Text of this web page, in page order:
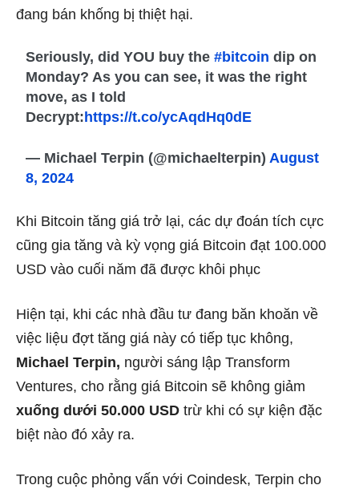
đang bán khống bị thiệt hại.
Seriously, did YOU buy the#bitcoin dip on
Monday? As you can see, it was the right
move, as I told
Decrypt: https://t.co/ycAqdHq0dE
— Michael Terpin (@michaelterpin)August
8, 2024
Khi Bitcoin tăng giá trở lại, các dự đoán tích cực
cũng gia tăng và kỳ vọng giá Bitcoin đạt 100.000
USD vào cuối năm đã được khôi phục
Hiện tại, khi các nhà đầu tư đang băn khoăn về
việc liệu đợt tăng giá này có tiếp tục không,
Michael Terpin, người sáng lập Transform
Ventures, cho rằng giá Bitcoin sẽ không giảm
xuống dưới 50.000 USD trừ khi có sự kiện đặc
biệt nào đó xảy ra.
Trong cuộc phỏng vấn với Coindesk, Terpin cho